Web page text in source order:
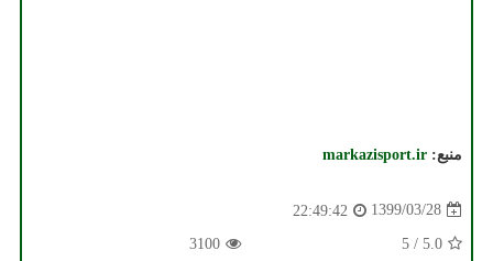
منبع: markazisport.ir
1399/03/28
22:49:42
5.0
/
5
3100